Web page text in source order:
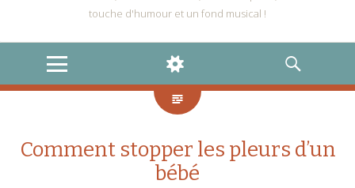
touche d'humour et un fond musical !
MENU
WIDGETS
RECHERCHE
Comment stopper les pleurs d’un
bébé